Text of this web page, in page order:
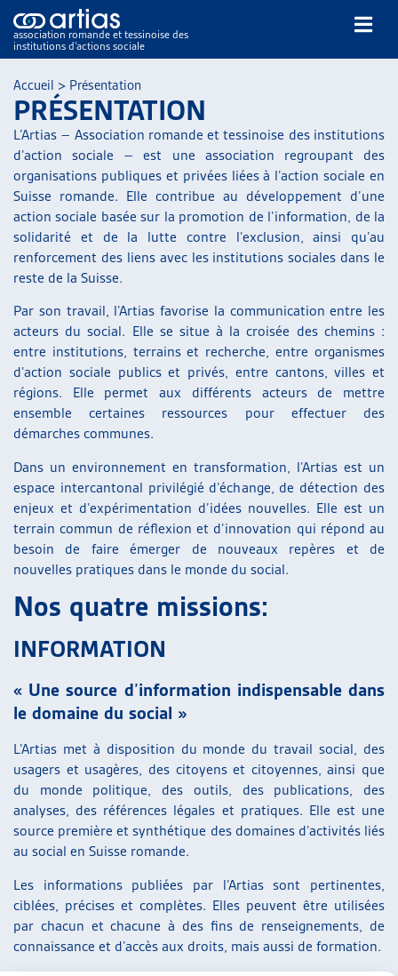
association romande et tessinoise des
institutions d’actions sociale
NOS PUBLICATIONS
ARTICLES
DOSSIERS DU MOIS
RESSOURCES
THÉMATIQUES
GUIDE SOCIAL ROMAND
AUTRES
ARTIAS
L’ASSOCIATION
JOURNÉES D’AUTOMNE
Accueil > Présentation
PRÉSENTATION
L’Artias – Association romande et tessinoise des institutions
d’action sociale – est une association regroupant des
organisations publiques et privées liées à l’action sociale en
Suisse romande. Elle contribue au développement d’une
action sociale basée sur la promotion de l’information, de la
solidarité et de la lutte contre l’exclusion, ainsi qu’au
renforcement des liens avec les institutions sociales dans le
reste de la Suisse.
Par son travail, l’Artias favorise la communication entre les
acteurs du social. Elle se situe à la croisée des chemins :
entre institutions, terrains et recherche, entre organismes
d’action sociale publics et privés, entre cantons, villes et
régions. Elle permet aux différents acteurs de mettre
ensemble certaines ressources pour effectuer des
démarches communes.
Dans un environnement en transformation, l’Artias est un
espace intercantonal privilégié d’échange, de détection des
enjeux et d’expérimentation d’idées nouvelles. Elle est un
terrain commun de réflexion et d’innovation qui répond au
besoin de faire émerger de nouveaux repères et de
nouvelles pratiques dans le monde du social.
Nos quatre missions:
INFORMATION
« Une source d’information indispensable dans
le domaine du social »
L’Artias met à disposition du monde du travail social, des
usagers et usagères, des citoyens et citoyennes, ainsi que
du monde politique, des outils, des publications, des
analyses, des références légales et pratiques. Elle est une
source première et synthétique des domaines d’activités liés
au social en Suisse romande.
Les informations publiées par l’Artias sont pertinentes,
ciblées, précises et complètes. Elles peuvent être utilisées
par chacun et chacune à des fins de renseignements, de
connaissance et d’accès aux droits, mais aussi de formation.